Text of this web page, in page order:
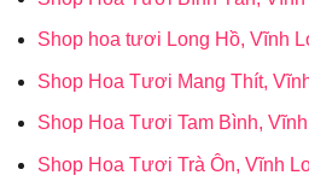
Shop hoa tươi Long Hồ, Vĩnh
Shop Hoa Tươi Mang Thít,
Shop Hoa Tươi Tam Bình,
Shop Hoa Tươi Trà Ôn, Vĩnh